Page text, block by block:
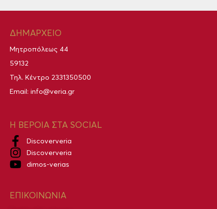
ΔΗΜΑΡΧΕΙΟ
Μητροπόλεως 44
59132
Τηλ. Κέντρο 2331350500
Email: info@veria.gr
Η ΒΕΡΟΙΑ ΣΤΑ SOCIAL
Discoververia
Discoververia
dimos-verias
ΕΠΙΚΟΙΝΩΝΙΑ